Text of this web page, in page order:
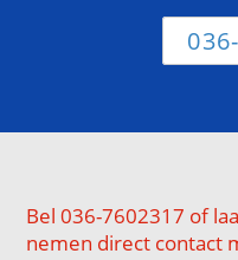
Bel 036-7602317 of
nemen direct contact